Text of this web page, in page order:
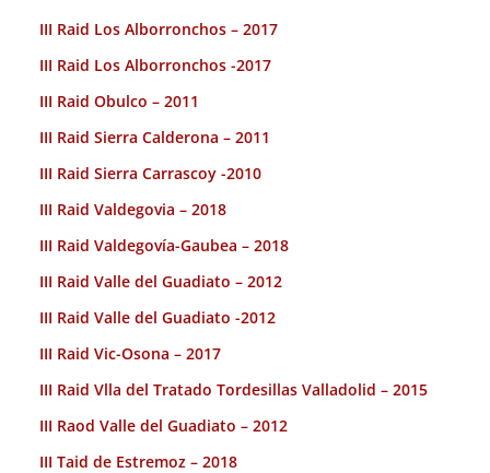
III Raid Los Alborronchos – 2017
III Raid Los Alborronchos -2017
III Raid Obulco – 2011
III Raid Sierra Calderona – 2011
III Raid Sierra Carrascoy -2010
III Raid Valdegovia – 2018
III Raid Valdegovía-Gaubea – 2018
III Raid Valle del Guadiato – 2012
III Raid Valle del Guadiato -2012
III Raid Vic-Osona – 2017
III Raid Vlla del Tratado Tordesillas Valladolid – 2015
III Raod Valle del Guadiato – 2012
III Taid de Estremoz – 2018